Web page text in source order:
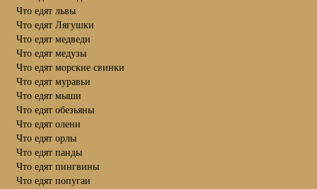
Что едят львы
Что едят Лягушки
Что едят медведи
Что едят медузы
Что едят морские свинки
Что едят муравьи
Что едят мыши
Что едят обезьяны
Что едят олени
Что едят орлы
Что едят панды
Что едят пингвины
Что едят попугаи